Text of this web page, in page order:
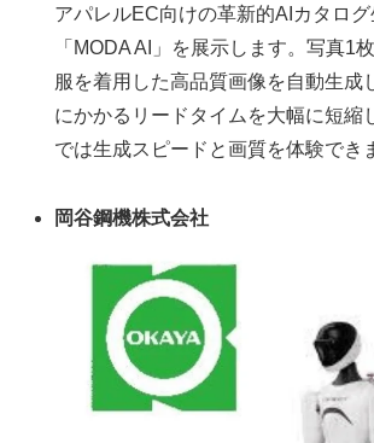
アパレルEC向けの革新的AIカタロ
「MODA AI」を展示します。写真1
服を着用した高品質画像を自動生成
にかかるリードタイムを大幅に短縮
では生成スピードと画質を体験でき
岡谷鋼機株式会社